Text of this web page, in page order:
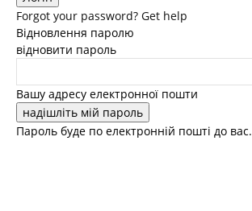
Forgot your password? Get help
Відновлення паролю
відновити пароль
Вашу адресу електронної пошти
Пароль буде по електронній пошті до вас.